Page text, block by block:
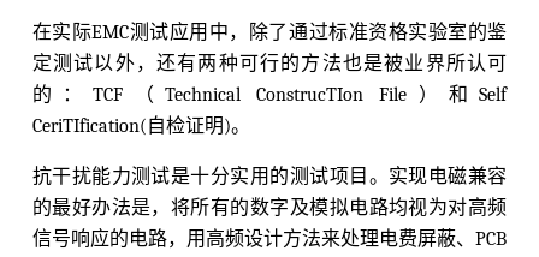
在实际EMC测试应用中，除了通过标准资格实验室的鉴
定测试以外，还有两种可行的方法也是被业界所认可
的：TCF（Technical ConstrucTIon File）和Self
CeriTIfication(自检证明)。
抗干扰能力测试是十分实用的测试项目。实现电磁兼容
的最好办法是，将所有的数字及模拟电路均视为对高频
信号响应的电路，用高频设计方法来处理电费屏蔽、PCB